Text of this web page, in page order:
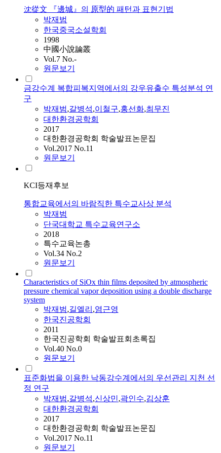
沈從文 『邊城』의 原型的 패턴과 표현기법
박재범
한국중국소설학회
1998
中國小說論叢
Vol.7 No.-
원문보기
금강수계 복합피복지역에서의 강우유출수 특성분석 연
구
박재범,갈병석,이철구,홍선화,최무진
대한환경공학회
2017
대한환경공학회 학술발표논문집
Vol.2017 No.11
원문보기
KCI등재후보
통합교육에서의 바람직한 특수교사상 분석
박재범
단국대학교 특수교육연구소
2018
특수교육논총
Vol.34 No.2
원문보기
Characteristics of SiOx thin films deposited by atmospheric
pressure chemical vapor deposition using a double discharge
system
박재범,길엘리 ,염근영
한국진공학회
2011
한국진공학회 학술발표회초록집
Vol.40 No.0
원문보기
표준화법을 이용한 낙동강수계에서의 우선관리 지천 선
정 연구
박재범,갈병석,신상민,곽인수,김상훈
대한환경공학회
2017
대한환경공학회 학술발표논문집
Vol.2017 No.11
원문보기